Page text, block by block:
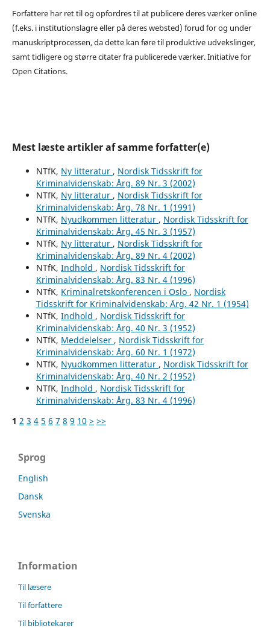
Forfattere har ret til og opfordres til at publicere deres værker online
(f.eks. i institutionslagre eller på deres websted) forud for og under
manuskriptprocessen, da dette kan føre til produktive udvekslinger,
samt tidligere og større citater fra publicerede værker. Initiative for
Open Citations.
Mest læste artikler af samme forfatter(e)
NTfK, Ny litteratur , Nordisk Tidsskrift for
Kriminalvidenskab: Årg. 89 Nr. 3 (2002)
NTfK, Ny litteratur , Nordisk Tidsskrift for
Kriminalvidenskab: Årg. 78 Nr. 1 (1991)
NTfK, Nyudkommen litteratur , Nordisk Tidsskrift for
Kriminalvidenskab: Årg. 45 Nr. 3 (1957)
NTfK, Ny litteratur , Nordisk Tidsskrift for
Kriminalvidenskab: Årg. 89 Nr. 4 (2002)
NTfK, Indhold , Nordisk Tidsskrift for
Kriminalvidenskab: Årg. 83 Nr. 4 (1996)
NTfK, Kriminalretskonferencen i Oslo , Nordisk
Tidsskrift for Kriminalvidenskab: Årg. 42 Nr. 1 (1954)
NTfK, Indhold , Nordisk Tidsskrift for
Kriminalvidenskab: Årg. 40 Nr. 3 (1952)
NTfK, Meddelelser , Nordisk Tidsskrift for
Kriminalvidenskab: Årg. 60 Nr. 1 (1972)
NTfK, Nyudkommen litteratur , Nordisk Tidsskrift for
Kriminalvidenskab: Årg. 40 Nr. 2 (1952)
NTfK, Indhold , Nordisk Tidsskrift for
Kriminalvidenskab: Årg. 83 Nr. 4 (1996)
1 2 3 4 5 6 7 8 9 10 > >>
Sprog
English
Dansk
Svenska
Information
Til læsere
Til forfattere
Til bibliotekarer